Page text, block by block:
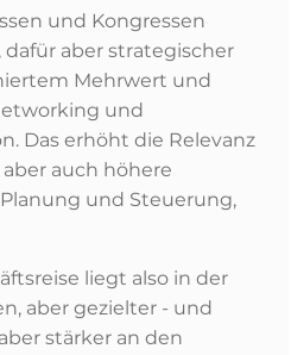
und Kongressen
aber strategischer
Mehrwert und
und
Das erhöht die Relevanz
auch höhere
und Steuerung,
liegt also in der
aber gezielter - und
stärker an den